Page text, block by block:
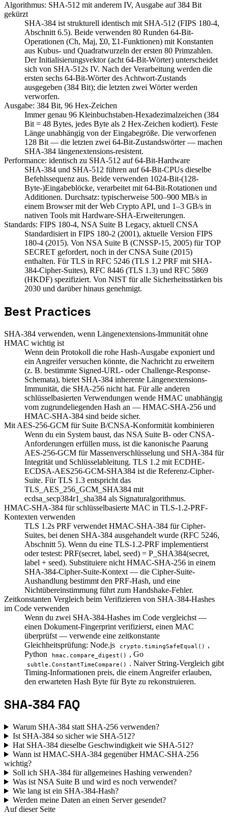
Algorithmus: SHA-512 mit anderem IV, Ausgabe auf 384 Bit
gekürzt
SHA-384 ist strukturell identisch mit SHA-512 (FIPS 180-4,
Abschnitt 6.5). Beide verwenden 80 Runden 64-Bit-
Operationen (Ch, Maj, Σ0, Σ1-Funktionen) mit Konstanten
aus Kubus- und Quadratwurzeln der ersten 80 Primzahlen.
Der Initialisierungsvektor (acht 64-Bit-Wörter) unterscheidet
sich von SHA-512s IV. Nach der Verarbeitung werden die
ersten sechs 64-Bit-Wörter des Achtwort-Zustands
ausgegeben (384 Bit); die letzten zwei Wörter werden
verworfen.
Ausgabe: 384 Bit, 96 Hex-Zeichen
Immer genau 96 Kleinbuchstaben-Hexadezimalzeichen (384
Bit = 48 Bytes, jedes Byte als 2 Hex-Zeichen kodiert). Feste
Länge unabhängig von der Eingabegröße. Die verworfenen
128 Bit — die letzten zwei 64-Bit-Zustandswörter — machen
SHA-384 längenextensions-resistent.
Performance: identisch zu SHA-512 auf 64-Bit-Hardware
SHA-384 und SHA-512 führen auf 64-Bit-CPUs dieselbe
Befehlssequenz aus. Beide verwenden 1024-Bit-(128-
Byte-)Eingabeblöcke, verarbeitet mit 64-Bit-Rotationen und
Additionen. Durchsatz: typischerweise 500–900 MB/s in
einem Browser mit der Web Crypto API, und 1–3 GB/s in
nativen Tools mit Hardware-SHA-Erweiterungen.
Standards: FIPS 180-4, NSA Suite B Legacy, aktuell CNSA
Standardisiert in FIPS 180-2 (2001), aktuelle Version FIPS
180-4 (2015). Von NSA Suite B (CNSSP-15, 2005) für TOP
SECRET gefordert, noch in der CNSA Suite (2015)
enthalten. Für TLS in RFC 5246 (TLS 1.2 PRF mit SHA-
384-Cipher-Suites), RFC 8446 (TLS 1.3) und RFC 5869
(HKDF) spezifiziert. Von NIST für alle Sicherheitsstärken bis
2030 und darüber hinaus genehmigt.
Best Practices
SHA-384 verwenden, wenn Längenextensions-Immunität ohne
HMAC wichtig ist
Wenn dein Protokoll die rohe Hash-Ausgabe exponiert und
ein Angreifer versuchen könnte, die Nachricht zu erweitern
(z. B. bestimmte Signed-URL- oder Challenge-Response-
Schemata), bietet SHA-384 inherente Längenextensions-
Immunität, die SHA-256 nicht hat. Für alle anderen
schlüsselbasierten Verwendungen wende HMAC unabhängig
vom zugrundeliegenden Hash an — HMAC-SHA-256 und
HMAC-SHA-384 sind beide sicher.
Mit AES-256-GCM für Suite B/CNSA-Konformität kombinieren
Wenn du ein System baust, das NSA Suite B- oder CNSA-
Anforderungen erfüllen muss, ist die kanonische Paarung
AES-256-GCM für Massenverschlüsselung und SHA-384 für
Integrität und Schlüsselableitung. TLS 1.2 mit ECDHE-
ECDSA-AES256-GCM-SHA384 ist die Referenz-Cipher-
Suite. Für TLS 1.3 entspricht das
TLS_AES_256_GCM_SHA384 mit
ecdsa_secp384r1_sha384 als Signaturalgorithmus.
HMAC-SHA-384 für schlüsselbasierte MAC in TLS-1.2-PRF-
Kontexten verwenden
TLS 1.2s PRF verwendet HMAC-SHA-384 für Cipher-
Suites, bei denen SHA-384 ausgehandelt wurde (RFC 5246,
Abschnitt 5). Wenn du eine TLS-1.2-PRF implementierst
oder testest: PRF(secret, label, seed) = P_SHA384(secret,
label + seed). Substituiere nicht HMAC-SHA-256 in einem
SHA-384-Cipher-Suite-Kontext — die Cipher-Suite-
Aushandlung bestimmt den PRF-Hash, und eine
Nichtübereinstimmung führt zum Handshake-Fehler.
Zeitkonstanten Vergleich beim Verifizieren von SHA-384-Hashes
im Code verwenden
Wenn du zwei SHA-384-Hashes im Code vergleichst —
einen Dokument-Fingerprint verifizierst, einen MAC
überprüfst — verwende eine zeitkonstante
Gleichheitsprüfung: Node.js
crypto.timingSafeEqual()
,
Python
hmac.compare_digest() , Go
subtle.ConstantTimeCompare()
. Naiver String-Vergleich gibt
Timing-Informationen preis, die einem Angreifer erlauben,
den erwarteten Hash Byte für Byte zu rekonstruieren.
SHA-384 FAQ
Warum SHA-384 statt SHA-256 verwenden?
Ist SHA-384 so sicher wie SHA-512?
Hat SHA-384 dieselbe Geschwindigkeit wie SHA-512?
Wann ist HMAC-SHA-384 gegenüber HMAC-SHA-256
wichtig?
Soll ich SHA-384 für allgemeines Hashing verwenden?
Was ist NSA Suite B und wird es noch verwendet?
Wie lang ist ein SHA-384-Hash?
Werden meine Daten an einen Server gesendet?
Auf dieser Seite